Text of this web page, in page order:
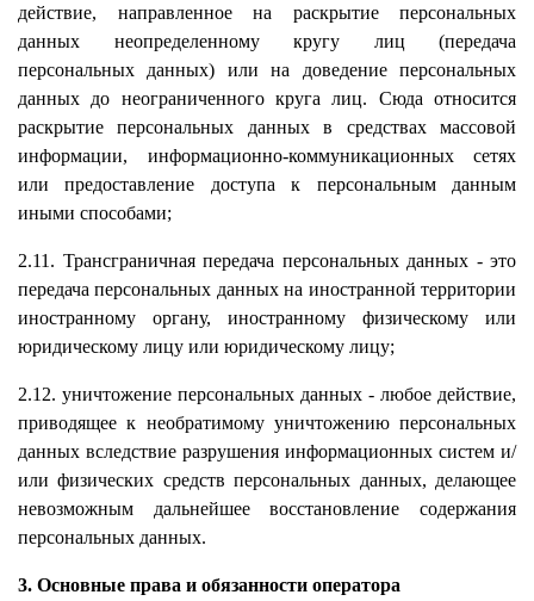
действие, направленное на раскрытие персональных
данных неопределенному кругу лиц (передача
персональных данных) или на доведение персональных
данных до неограниченного круга лиц. Сюда относится
раскрытие персональных данных в средствах массовой
информации, информационно-коммуникационных сетях
или предоставление доступа к персональным данным
иными способами;
2.11. Трансграничная передача персональных данных - это
передача персональных данных на иностранной территории
иностранному органу, иностранному физическому или
юридическому лицу или юридическому лицу;
2.12. уничтожение персональных данных - любое действие,
приводящее к необратимому уничтожению персональных
данных вследствие разрушения информационных систем и/
или физических средств персональных данных, делающее
невозможным дальнейшее восстановление содержания
персональных данных.
3. Основные права и обязанности оператора